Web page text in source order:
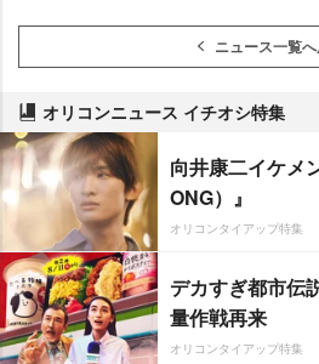
ニュース一覧
オリコンニュース イチオシ特集
向井康二イケメ
ONG）』
オリコンタイアップ特集
デカすぎ都市伝
量作戦再来
オリコンタイアップ特集